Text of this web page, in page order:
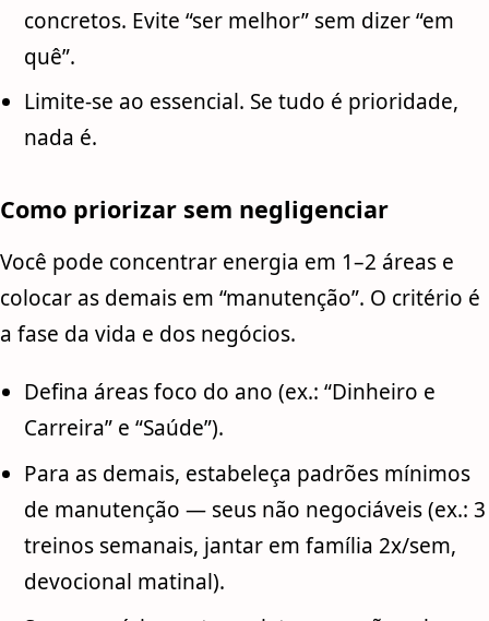
concretos. Evite “ser melhor” sem dizer “em
quê”.
Limite-se ao essencial. Se tudo é prioridade,
nada é.
Como priorizar sem negligenciar
Você pode concentrar energia em 1–2 áreas e
colocar as demais em “manutenção”. O critério é
a fase da vida e dos negócios.
Defina áreas foco do ano (ex.: “Dinheiro e
Carreira” e “Saúde”).
Para as demais, estabeleça padrões mínimos
de manutenção — seus não negociáveis (ex.: 3
treinos semanais, jantar em família 2x/sem,
devocional matinal).